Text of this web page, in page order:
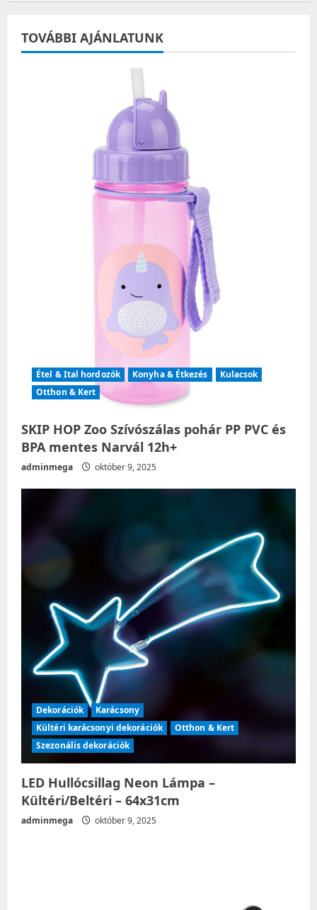
v
TOVÁBBI AJÁNLATUNK
Étel & Ital hordozók Konyha & Étkezés
Kulacsok
Otthon & Kert
SKIP HOP Zoo Szívószálas pohár PP PVC és
BPA mentes Narvál 12h+
adminmega október 9, 2025
Dekorációk
Karácsony
Kültéri karácsonyi dekorációk
Otthon & Kert
Szezonális dekorációk
LED Hullócsillag Neon Lámpa –
Kültéri/Beltéri – 64x31cm
adminmega október 9, 2025